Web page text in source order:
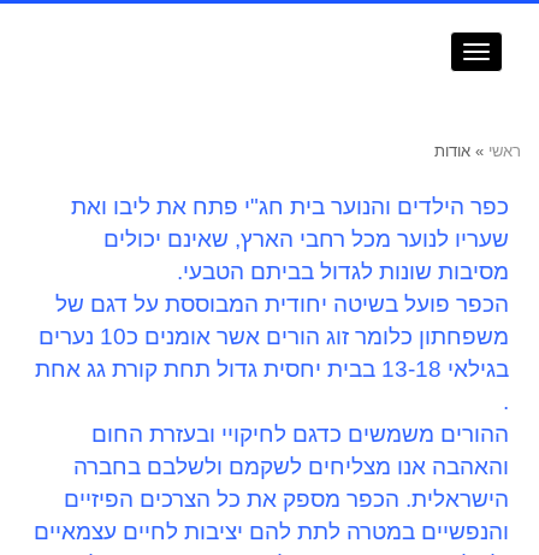
תפריט
ראשי » אודות
כפר הילדים והנוער בית חג"י פתח את ליבו ואת
שעריו לנוער מכל רחבי הארץ, שאינם יכולים
מסיבות שונות לגדול בביתם הטבעי.
הכפר פועל בשיטה יחודית המבוססת על דגם של
משפחתון כלומר זוג הורים אשר אומנים כ10 נערים
בגילאי 13-18 בבית יחסית גדול תחת קורת גג אחת
.
ההורים משמשים כדגם לחיקויי ובעזרת החום
והאהבה אנו מצליחים לשקמם ולשלבם בחברה
הישראלית. הכפר מספק את כל הצרכים הפיזיים
והנפשיים במטרה לתת להם יציבות לחיים עצמאיים